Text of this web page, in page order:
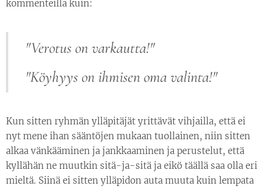
kommenteilla kuin:
"Verotus on varkautta!"
"Köyhyys on ihmisen oma valinta!"
Kun sitten ryhmän ylläpitäjät yrittävät vihjailla, että ei
nyt mene ihan sääntöjen mukaan tuollainen, niin sitten
alkaa vänkääminen ja jankkaaminen ja perustelut, että
kyllähän ne muutkin sitä-ja-sitä ja eikö täällä saa olla eri
mieltä. Siinä ei sitten ylläpidon auta muuta kuin lempata